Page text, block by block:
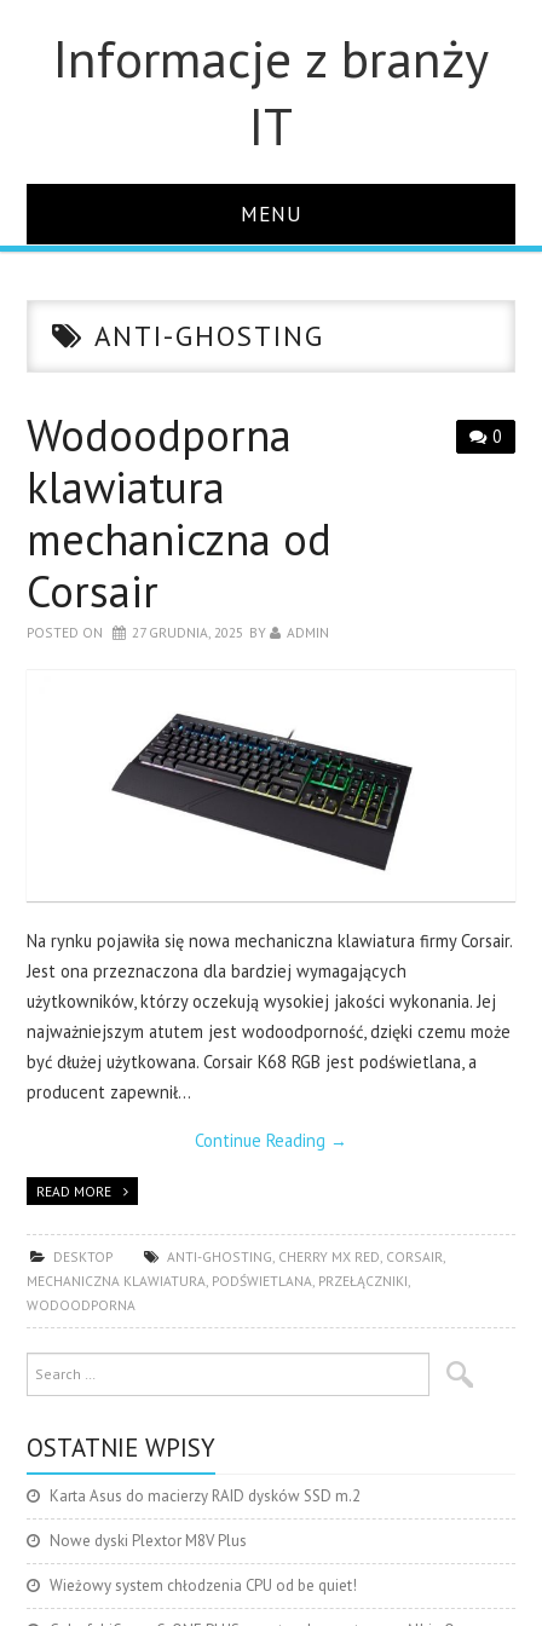
Informacje z branży
IT
MENU
DLA FIRM
MONITORY
LAPTOPY
DRUKARKI
ANTI-GHOSTING
0
Wodoodporna
klawiatura
mechaniczna od
Corsair
POSTED ON 27 GRUDNIA, 2025 BY ADMIN
Na rynku pojawiła się nowa mechaniczna klawiatura firmy Corsair.
Jest ona przeznaczona dla bardziej wymagających
użytkowników, którzy oczekują wysokiej jakości wykonania. Jej
najważniejszym atutem jest wodoodporność, dzięki czemu może
być dłużej użytkowana. Corsair K68 RGB jest podświetlana, a
producent zapewnił…
Continue Reading →
READ MORE
DESKTOP ANTI-GHOSTING, CHERRY MX RED, CORSAIR,
MECHANICZNA KLAWIATURA, PODŚWIETLANA, PRZEŁĄCZNIKI,
WODOODPORNA
OSTATNIE WPISY
Karta Asus do macierzy RAID dysków SSD m.2
Nowe dyski Plextor M8V Plus
Wieżowy system chłodzenia CPU od be quiet!